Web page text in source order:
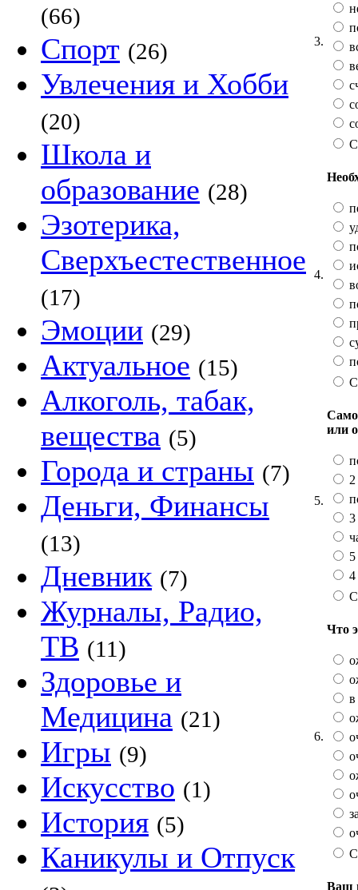
(66)
Спорт (26)
Увлечения и Хобби
(20)
Школа и
образование (28)
Эзотерика,
Сверхъестественное
(17)
Эмоции (29)
Актуальное (15)
Алкоголь, табак,
вещества (5)
Города и страны (7)
Деньги, Финансы
(13)
Дневник (7)
Журналы, Радио,
ТВ (11)
Здоровье и
Медицина (21)
Игры (9)
Искусство (1)
История (5)
Каникулы и Отпуск
3.
4.
5.
или
2
3
4
6.
Что
в
Ваш